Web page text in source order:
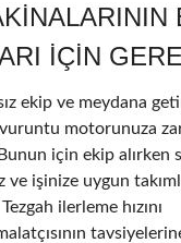
IÇIN
ekip ve meydana
motorunuza
için ekip alırken
ve işinize uygun
Tezgah ilerleme hızını